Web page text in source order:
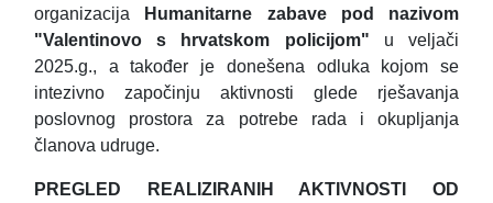
organizacija
Humanitarne zabave pod nazivom
"Valentinovo s hrvatskom policijom" u veljači
2025.g., a također je donešena odluka kojom se
intezivno započinju aktivnosti glede rješavanja
poslovnog prostora za potrebe rada i okupljanja
članova udruge.
PREGLED REALIZIRANIH AKTIVNOSTI OD